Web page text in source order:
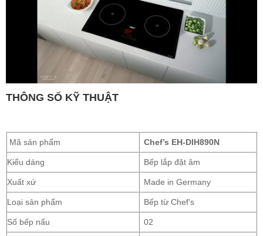
THÔNG SỐ KỸ THUẬT
Mã sản phẩm Chef’s EH-DIH890N
Kiểu dáng Bếp lắp đặt âm
Xuất xứ Made in Germany
Loại sản phẩm Bếp từ Chef’s
Số bếp nấu 02